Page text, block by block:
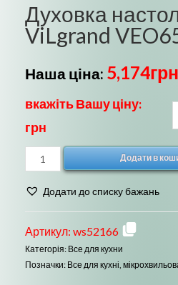
Духовка
ViLgrand
Наша ціна: 5,174грн
вкажіть Вашу ціну:
грн
Духовка
настольная
ViLgrand
18
Black
кількість
Додати в
Додати до списку бажань
Артикул: ws52166
Категорія: Все для кухни
Позначки: Все для кухні,